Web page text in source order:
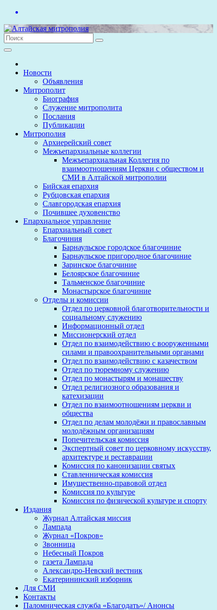
Перейти
содержимому
Новости
Объявления
Митрополит
Биография
Служение митрополита
Послания
Публикации
Митрополия
Архиерейский совет
Межъепархиальные коллегии
Межъепархиальная Коллегия по
взаимоотношениям Церкви с обществом и
СМИ в Алтайской митрополии
Бийская епархия
Рубцовская епархия
Славгородская епархия
Почившее духовенство
Епархиальное управление
Епархиальный совет
Благочиния
Барнаульское городское благочиние
Барнаульское пригородное благочиние
Заринское благочиние
Белоярское благочиние
Тальменское благочиние
Монастырское благочиние
Отделы и комиссии
Отдел по церковной благотворительности и
социальному служению
Информационный отдел
Миссионерский отдел
Отдел по взаимодействию с вооруженными
силами и правоохранительными органами
Отдел по взаимодействию с казачеством
Отдел по тюремному служению
Отдел по монастырям и монашеству
Отдел религиозного образования и
катехизации
Отдел по взаимоотношениям церкви и
общества
Отдел по делам молодёжи и православным
молодёжным организациям
Попечительская комиссия
Экспертный совет по церковному искусству,
архитектуре и реставрации
Комиссия по канонизации святых
Ставленническая комиссия
Имущественно-правовой отдел
Комиссия по культуре
Комиссия по физической культуре и спорту
Издания
Журнал Алтайская миссия
Лампада
Журнал «Покров»
Звонница
Небесный Покров
газета Лампада
Александро-Невский вестник
Екатерининский изборник
Для СМИ
Контакты
Паломническая служба «Благодать»/ Анонсы